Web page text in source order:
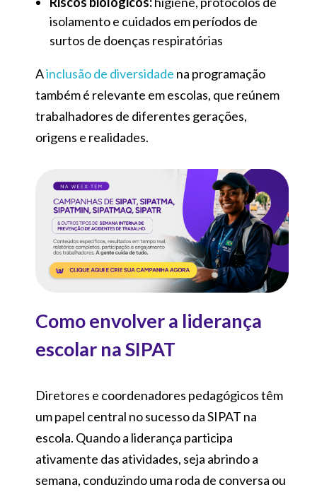
isolamento e cuidados em períodos de
surtos de doenças respiratórias
Ainclusão de diversidade na programação
também é relevante em escolas, que reúnem
trabalhadores de diferentes gerações,
origens e realidades.
Como envolver a liderança
escolar na SIPAT
Diretores e coordenadores pedagógicos têm
um papel central no sucesso da SIPAT na
escola. Quando a liderança participa
ativamente das atividades, seja abrindo a
semana, conduzindo uma roda de conversa ou